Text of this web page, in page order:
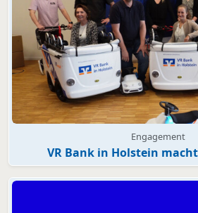
Engagement
VR Bank in Holstein